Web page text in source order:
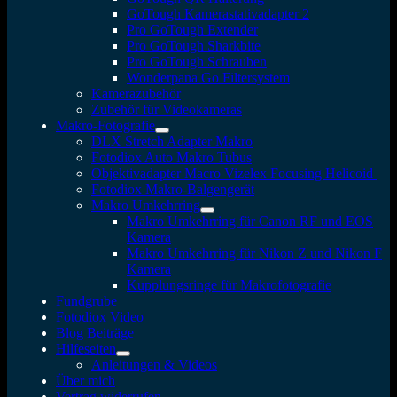
GoTough Kamerastativadapter 2
Pro GoTough Extender
Pro GoTough Sharkbite
Pro GoTough Schrauben
Wonderpana Go Filtersystem
Kamerazubehör
Zubehör für Videokameras
Makro-Fotografie
DLX Stretch Adapter Makro
Fotodiox Auto Makro Tubus
Objektivadapter Macro Vizelex Focusing Helicoid
Fotodiox Makro-Balgengerät
Makro Umkehrring
Makro Umkehrring für Canon RF und EOS
Kamera
Makro Umkehrring für Nikon Z und Nikon F
Kamera
Kupplungsringe für Makrofotografie
Fundgrube
Fotodiox Video
Blog Beiträge
Hilfeseiten
Anleitungen & Videos
Über mich